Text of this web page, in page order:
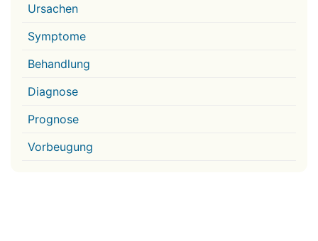
Ursachen
Symptome
Behandlung
Diagnose
Prognose
Vorbeugung